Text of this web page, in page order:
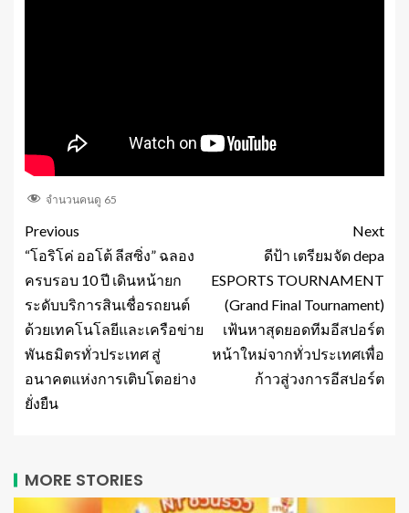
จำนวนคนดู 65
Previous
“โอริโค่ ออโต้ ลีสซิ่ง” ฉลอง
ครบรอบ 10 ปี เดินหน้ายก
ระดับบริการสินเชื่อรถยนต์
ด้วยเทคโนโลยีและเครือข่าย
พันธมิตรทั่วประเทศ สู่
อนาคตแห่งการเติบโตอย่าง
ยั่งยืน
Next
ดีป้า เตรียมจัด depa
ESPORTS TOURNAMENT
(Grand Final Tournament)
เฟ้นหาสุดยอดทีมอีสปอร์ต
หน้าใหม่จากทั่วประเทศเพื่อ
ก้าวสู่วงการอีสปอร์ต
MORE STORIES